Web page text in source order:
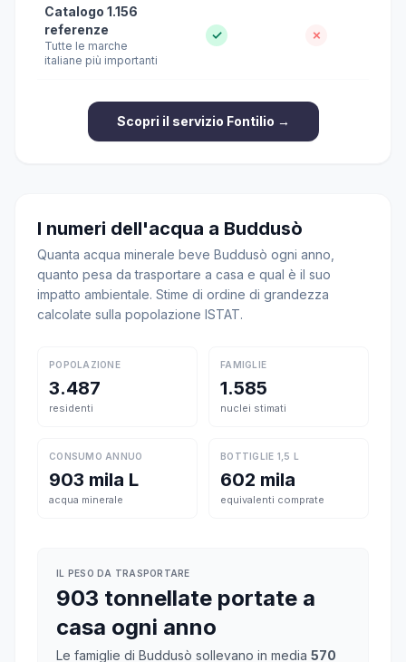
Catalogo 1.156
referenze
Tutte le marche
italiane più importanti
✓ ✗
Scopri il servizio Fontilio →
I numeri dell'acqua a Buddusò
Quanta acqua minerale beve Buddusò ogni anno,
quanto pesa da trasportare a casa e qual è il suo
impatto ambientale. Stime di ordine di grandezza
calcolate sulla popolazione ISTAT.
POPOLAZIONE
3.487
residenti
FAMIGLIE
1.585
nuclei stimati
CONSUMO ANNUO
903 mila L
acqua minerale
BOTTIGLIE 1,5 L
602 mila
equivalenti comprate
IL PESO DA TRASPORTARE
903 tonnellate portate a
casa ogni anno
Le famiglie di Buddusò sollevano in media 570